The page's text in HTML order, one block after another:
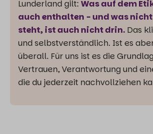
Lunderland gilt: Was auf dem
auch enthalten - und was
steht, ist auch nicht drin. Das
und selbstverständlich. Ist es
überall. Für uns ist es die
Vertrauen, Verantwortung und
die du jederzeit nachvollziehen